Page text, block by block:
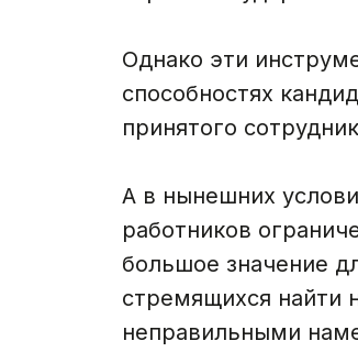
Однако эти
способностях
принятого
А в нынешних
работников
большое значение
стремящихся найти
неправильными